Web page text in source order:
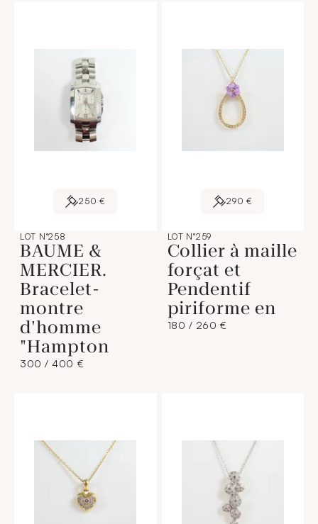
250 €
LOT N°258
BAUME &
MERCIER.
Bracelet-
montre
d'homme
"Hampton
300 / 400 €
290 €
LOT N°259
Collier à maille
forçat et
Pendentif
piriforme en
180 / 260 €